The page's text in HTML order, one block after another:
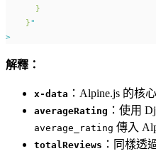
      }
    }
"
>
解釋：
x-data ：Alpine.js 的核
averageRating ：使用
average_rating 傳入
totalReviews ：同樣透